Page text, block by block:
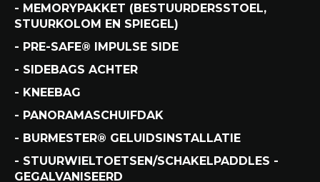
- MEMORYPAKKET (BESTUURDERSSTOEL,
STUURKOLOM EN SPIEGEL)
- PRE-SAFE® IMPULSE SIDE
- SIDEBAGS ACHTER
- KNEEBAG
- PANORAMASCHUIFDAK
- BURMESTER® GELUIDSINSTALLATIE
- STUURWIELTOETSEN/SCHAKELPADDLES -
GEGALVANISEERD